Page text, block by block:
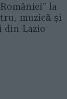
la
muzică și
Lazio